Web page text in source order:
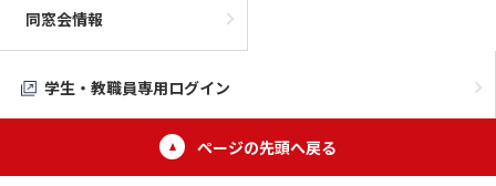
同窓会情報
学生・教職員専用ログイン
ページの先頭へ戻る